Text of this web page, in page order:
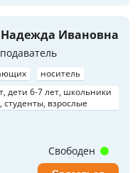
Надежда Ивановна
носитель
дети 6-7 лет, школьники
студенты, взрослые
Свободен